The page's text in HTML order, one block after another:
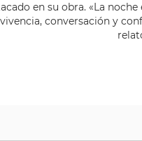
en su obra. «La
conversación y